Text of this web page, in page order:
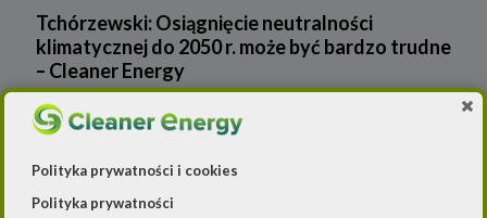
Tchórzewski: Osiągnięcie neutralności
klimatycznej do 2050 r. może być bardzo trudne
– Cleaner Energy
Wiadomości
Firmy
Prawo
Cleaner Energy
Dla domu
Czystsze powietrze
Polityka prywatności i cookies
Polityka prywatności